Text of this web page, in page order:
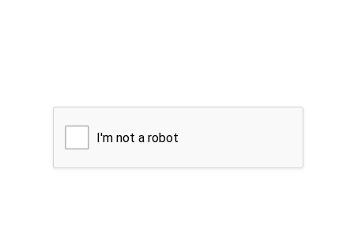
I'm not a robot